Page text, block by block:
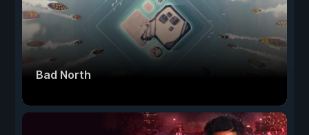
Bad North